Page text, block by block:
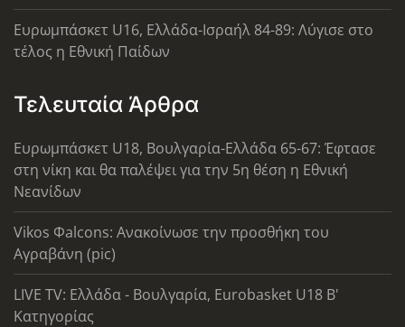
Ευρωμπάσκετ U16, Ελλάδα-Ισραήλ 84-89: Λύγισε στο
τέλος η Εθνική Παίδων
Τελευταία Άρθρα
Ευρωμπάσκετ U18, Βουλγαρία-Ελλάδα 65-67: Έφτασε
στη νίκη και θα παλέψει για την 5η θέση η Εθνική
Νεανίδων
Vikos Φalcons: Ανακοίνωσε την προσθήκη του
Αγραβάνη (pic)
LIVE TV: Ελλάδα - Βουλγαρία, Eurobasket U18 Β'
Κατηγορίας